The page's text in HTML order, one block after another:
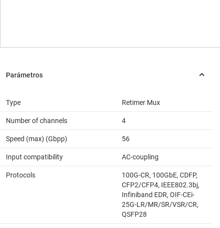
Type Retimer Mux
Number of channels 4
Speed (max) (Gbpp) 56
Input compatibility AC-coupling
Protocols
100G-CR, 100GbE, CDFP,
CFP2/CFP4, IEEE802.3bj,
Infiniband EDR, OIF-CEi-
25G-LR/MR/SR/VSR/CR,
QSFP28